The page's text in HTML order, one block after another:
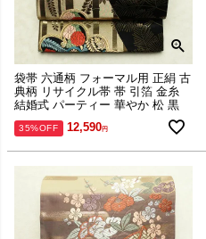
袋帯 六通柄 フォーマル用 正絹 古
典柄 リサイクル帯 帯 引箔 金糸
結婚式 パーティー 華やか 松 黒
35%OFF 12,590